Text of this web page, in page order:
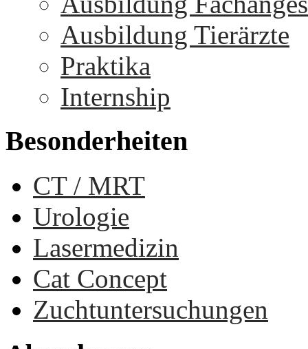
Ausbildung Tierärzte
Praktika
Internship
Besonderheiten
CT / MRT
Urologie
Lasermedizin
Cat Concept
Zuchtuntersuchungen